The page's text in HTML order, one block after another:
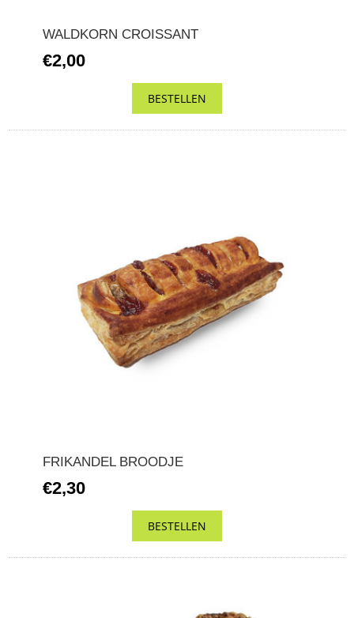
WALDKORN CROISSANT
€2,00
FRIKANDEL BROODJE
€2,30